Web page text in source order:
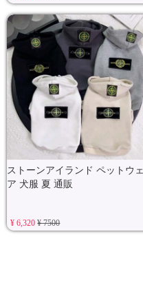
ストーンアイランド ペットウェ
ア 犬服 夏 通販
¥ 6,320¥ 7500